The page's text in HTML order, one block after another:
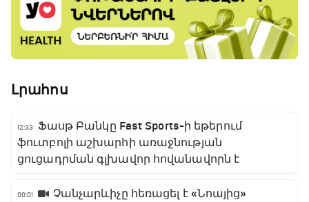
Լրահոս
12:33
Ֆասթ Բանկը Fast Sports-ի եթերում
ֆուտբոլի աշխարհի առաջնության
ցուցադրման գլխավոր հովանավորն է
00:01 Չանչարևիչը հեռացել է «Նոայից»